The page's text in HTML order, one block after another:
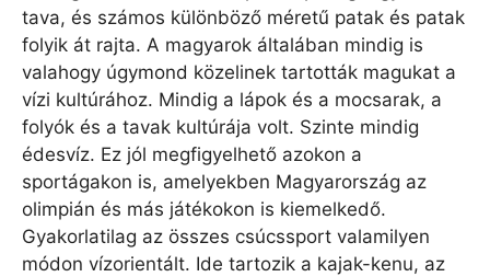
tava, és számos különböző méretű patak és patak
folyik át rajta. A magyarok általában mindig is
valahogy úgymond közelinek tartották magukat a
vízi kultúrához. Mindig a lápok és a mocsarak, a
folyók és a tavak kultúrája volt. Szinte mindig
édesvíz. Ez jól megfigyelhető azokon a
sportágakon is, amelyekben Magyarország az
olimpián és más játékokon is kiemelkedő.
Gyakorlatilag az összes csúcssport valamilyen
módon vízorientált. Ide tartozik a kajak-kenu, az